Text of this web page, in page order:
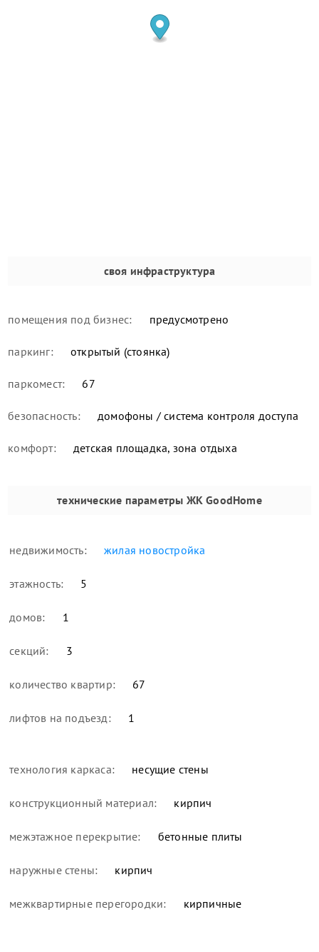
своя инфраструктура
помещения под бизнес: предусмотрено
паркинг: открытый (стоянка)
паркомест: 67
безопасность: домофоны / система контроля доступа
комфорт: детская площадка, зона отдыха
технические параметры ЖК GoodHome
недвижимость: жилая новостройка
этажность: 5
домов: 1
секций: 3
количество квартир: 67
лифтов на подъезд: 1
технология каркаса: несущие стены
конструкционный материал: кирпич
межэтажное перекрытие: бетонные плиты
наружные стены: кирпич
межквартирные перегородки: кирпичные